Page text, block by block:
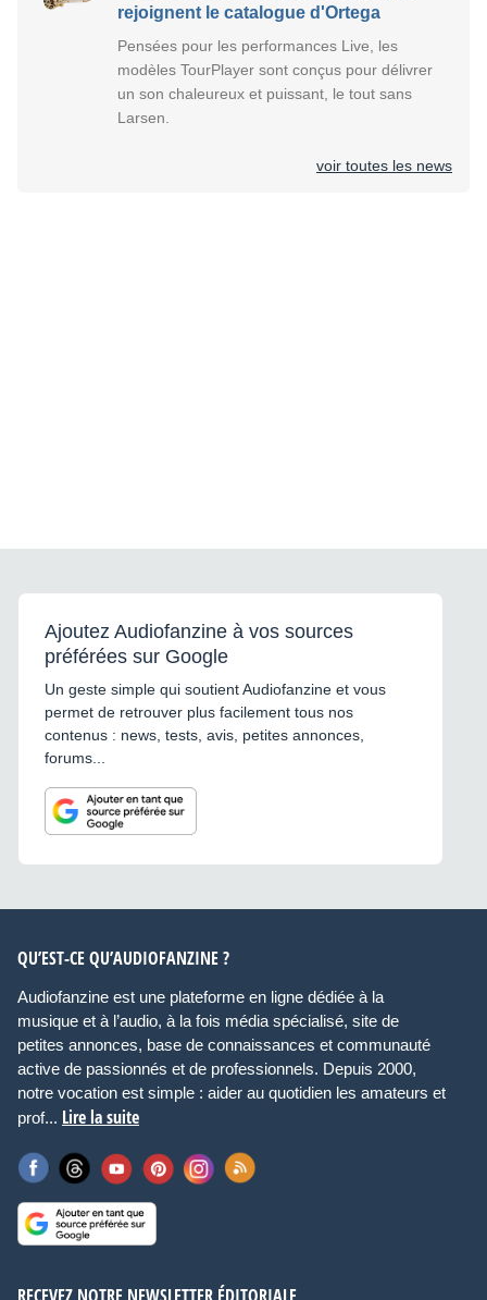
rejoignent le catalogue d'Ortega
Pensées pour les performances Live, les
modèles TourPlayer sont conçus pour délivrer
un son chaleureux et puissant, le tout sans
Larsen.
voir toutes les news
Ajoutez Audiofanzine à vos sources
préférées sur Google
Un geste simple qui soutient Audiofanzine et vous
permet de retrouver plus facilement tous nos
contenus : news, tests, avis, petites annonces,
forums...
QU’EST-CE QU’AUDIOFANZINE ?
Audiofanzine est une plateforme en ligne dédiée à la
musique et à l’audio, à la fois média spécialisé, site de
petites annonces, base de connaissances et communauté
active de passionnés et de professionnels. Depuis 2000,
notre vocation est simple : aider au quotidien les amateurs et
prof... Lire la suite